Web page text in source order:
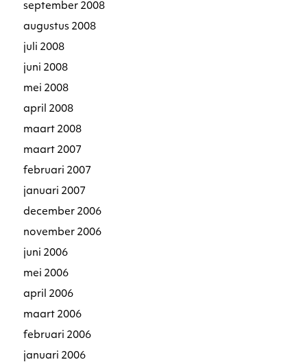
september 2008
augustus 2008
juli 2008
juni 2008
mei 2008
april 2008
maart 2008
maart 2007
februari 2007
januari 2007
december 2006
november 2006
juni 2006
mei 2006
april 2006
maart 2006
februari 2006
januari 2006